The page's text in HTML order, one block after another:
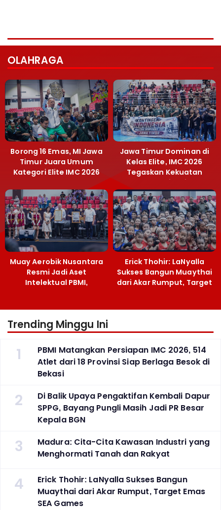
OLAHRAGA
Borong 16 Emas, MI Jawa
Timur Juara Umum
Kategori Elite IMC 2026
Jawa Timur Dominan di
Kelas Elite, IMC 2026
Tegaskan Kekuatan
Muaythai Jatim
Muay Aerobik Nusantara
Resmi Jadi Aset
Intelektual PBMI,
Erick Thohir: LaNyalla
Sukses Bangun Muaythai
dari Akar Rumput, Target
Trending Minggu Ini
1
PBMI Matangkan Persiapan IMC 2026, 514
Atlet dari 18 Provinsi Siap Berlaga Besok di
Bekasi
2
Di Balik Upaya Pengaktifan Kembali Dapur
SPPG, Bayang Pungli Masih Jadi PR Besar
Kepala BGN
3
Madura: Cita-Cita Kawasan Industri yang
Menghormati Tanah dan Rakyat
4
Erick Thohir: LaNyalla Sukses Bangun
Muaythai dari Akar Rumput, Target Emas
SEA Games